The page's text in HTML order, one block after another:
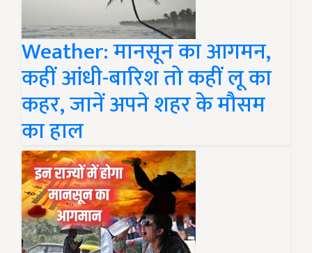
Weather: मानसून का आगमन,
कहीं आंधी-बारिश तो कहीं लू का
कहर, जानें अपने शहर के मौसम
का हाल